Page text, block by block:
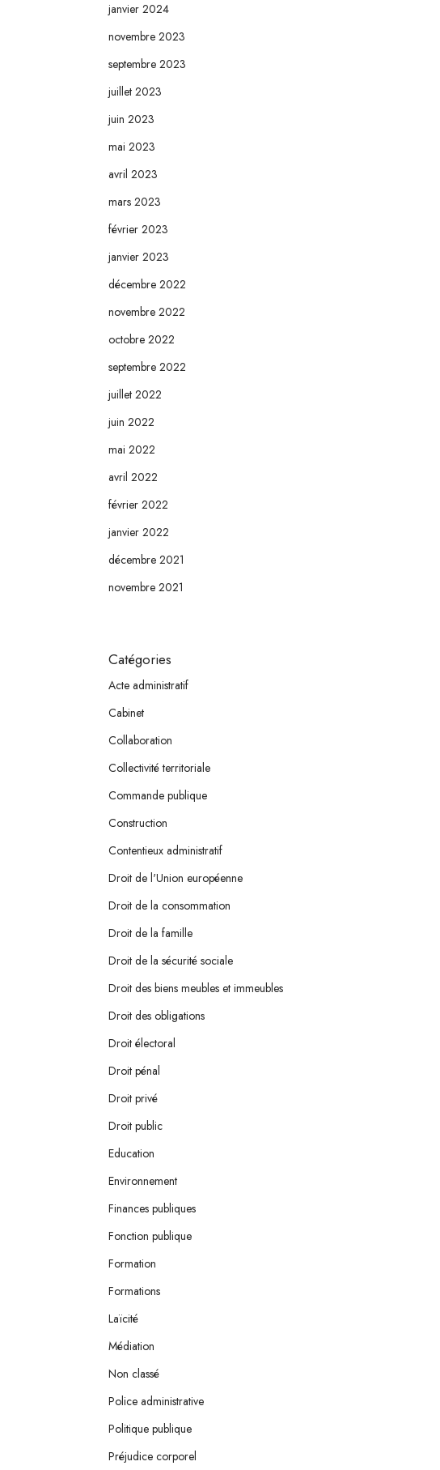
janvier 2024
novembre 2023
septembre 2023
juillet 2023
juin 2023
mai 2023
avril 2023
mars 2023
février 2023
janvier 2023
décembre 2022
novembre 2022
octobre 2022
septembre 2022
juillet 2022
juin 2022
mai 2022
avril 2022
février 2022
janvier 2022
décembre 2021
novembre 2021
Catégories
Acte administratif
Cabinet
Collaboration
Collectivité territoriale
Commande publique
Construction
Contentieux administratif
Droit de l'Union européenne
Droit de la consommation
Droit de la famille
Droit de la sécurité sociale
Droit des biens meubles et immeubles
Droit des obligations
Droit électoral
Droit pénal
Droit privé
Droit public
Education
Environnement
Finances publiques
Fonction publique
Formation
Formations
Laïcité
Médiation
Non classé
Police administrative
Politique publique
Préjudice corporel